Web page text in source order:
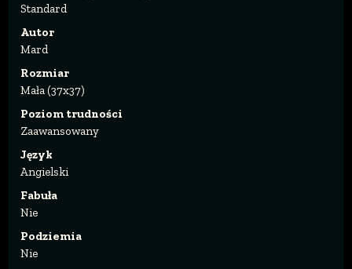
Standard
Autor
Mard
Rozmiar
Mała (37x37)
Poziom trudności
Zaawansowany
Język
Angielski
Fabuła
Nie
Podziemia
Nie